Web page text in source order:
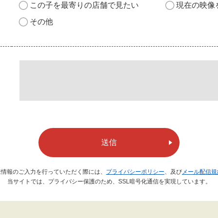
この子を最寄りの店舗で見たい
現在の映像
その他
送信
報のご入力を行っていただく際には、 プライバシーポリシー、及びメール配信
当サイトでは、プライバシー保護のため、SSL暗号化通信を実現しています。